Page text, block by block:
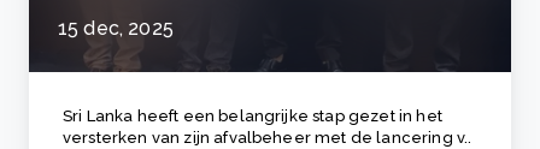
15 dec, 2025
Sri Lanka heeft een belangrijke stap gezet in het
versterken van zijn afvalbeheer met de lancering v..